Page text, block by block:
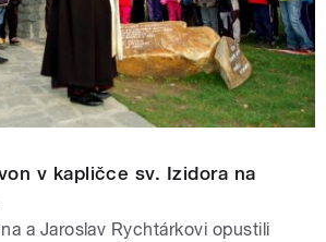
v kapličce sv. Izidora na
a Jaroslav Rychtárkovi opustili